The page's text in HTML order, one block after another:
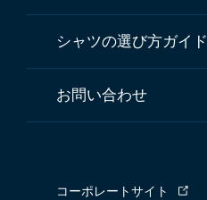
シャツの選び方ガイド
お問い合わせ
コーポレートサイト